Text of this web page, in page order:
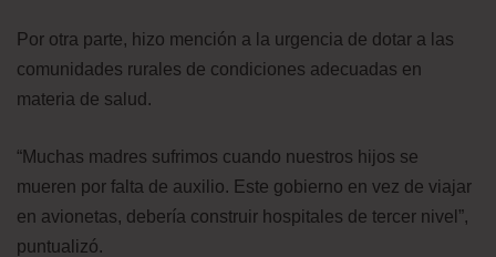
Por otra parte, hizo mención a la urgencia de dotar a las
comunidades rurales de condiciones adecuadas en
materia de salud.
“Muchas madres sufrimos cuando nuestros hijos se
mueren por falta de auxilio. Este gobierno en vez de viajar
en avionetas, debería construir hospitales de tercer nivel”,
puntualizó.